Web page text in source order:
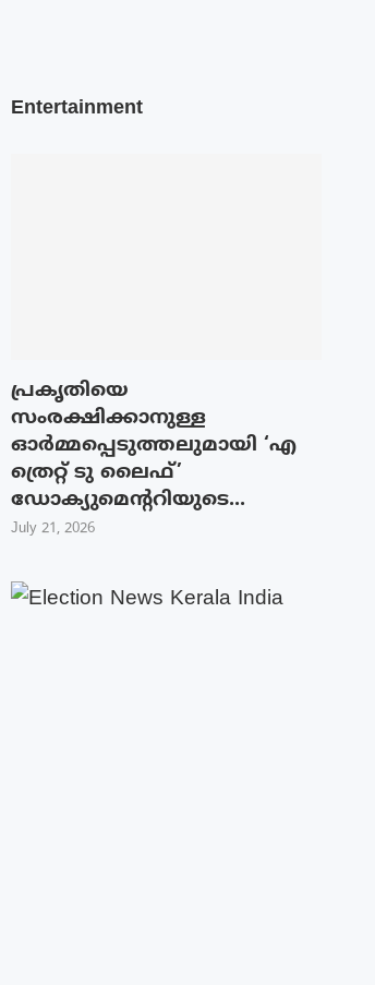
Entertainment
പ്രകൃതിയെ
സംരക്ഷിക്കാനുള്ള
ഓർമ്മപ്പെടുത്തലുമായി ‘എ
ത്രെറ്റ് ടു ലൈഫ്’
ഡോക്യുമെന്ററിയുടെ...
July 21, 2026